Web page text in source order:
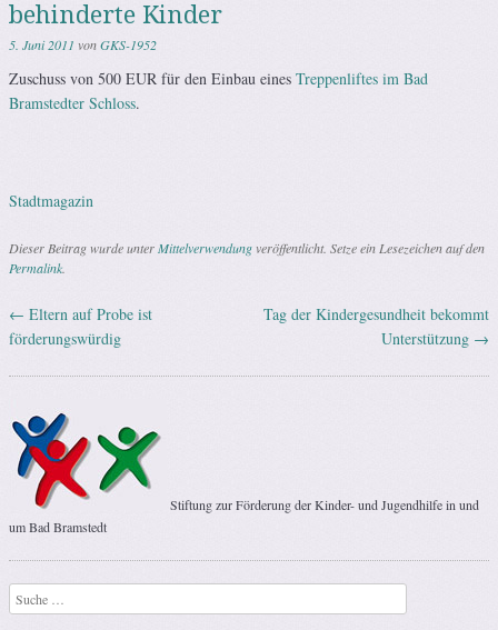
behinderte Kinder
5. Juni 2011 vonGKS-1952
Zuschuss von 500 EUR für den Einbau eines Treppenliftes im Bad
Bramstedter Schloss.
Stadtmagazin
Dieser Beitrag wurde unterMittelverwendungveröffentlicht. Setze ein Lesezeichen auf den
Permalink.
Artikel-Navigation
← Eltern auf Probe ist
förderungswürdig
Tag der Kindergesundheit bekommt
Unterstützung →
Stiftung zur Förderung der Kinder- und Jugendhilfe in und
um Bad Bramstedt
Suchen